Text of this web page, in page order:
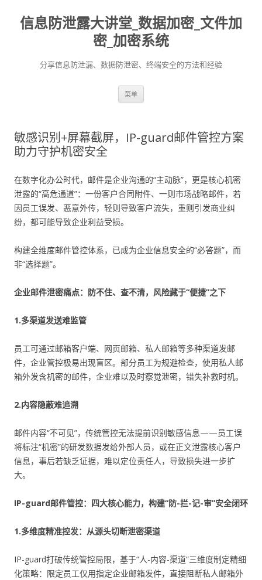
信息防泄露大讲堂_数据加密_文件加
密_加密系统
分享信息防泄漏、数据防泄密、终端安全的方法和经验
菜单
敏感识别+屏幕截屏，IP-guard邮件管控方案
助力守护机密安全
在数字化办公时代，邮件是企业沟通的“主动脉”，更是核心机密
泄露的“高危通道”：一份客户合同附件、一则市场战略邮件，若
因员工误发、恶意外传，轻则导致客户流失，重则引发商业纠
纷，都可能导致企业利益受损。
构建全维度邮件管控体系，已成为企业信息安全的“必答题”，而
非“选择题”。
企业邮件泄密痛点：防不住、查不清，风险藏于“便捷”之下
1.多渠道发送难监管
员工可通过邮箱客户端、网页邮箱、私人邮箱等多种渠道发邮
件，企业管控极易出现盲区。部分员工为规避检查，使用私人邮
箱外发含机密的邮件，企业难以及时察觉泄密，错失补救时机。
2.内容隐蔽难追溯
邮件内容“不可见”，传统管控无法提前识别敏感信息——员工误
将标注“机密”的研发数据发给外部人员，或在正文泄露核心客户
信息，事后若缺乏证据，难以定位责任人，导致损失进一步扩
大。
IP-guard邮件管控：四大核心能力，构建“防-拦-记-审”安全闭环
1.多维度精准控发：从源头切断泄密渠道
IP-guard打破传统管控局限，基于“人-内容-渠道”三维度制定精细
化策略：限定员工仅用指定企业邮箱发件，直接阻断私人邮箱外